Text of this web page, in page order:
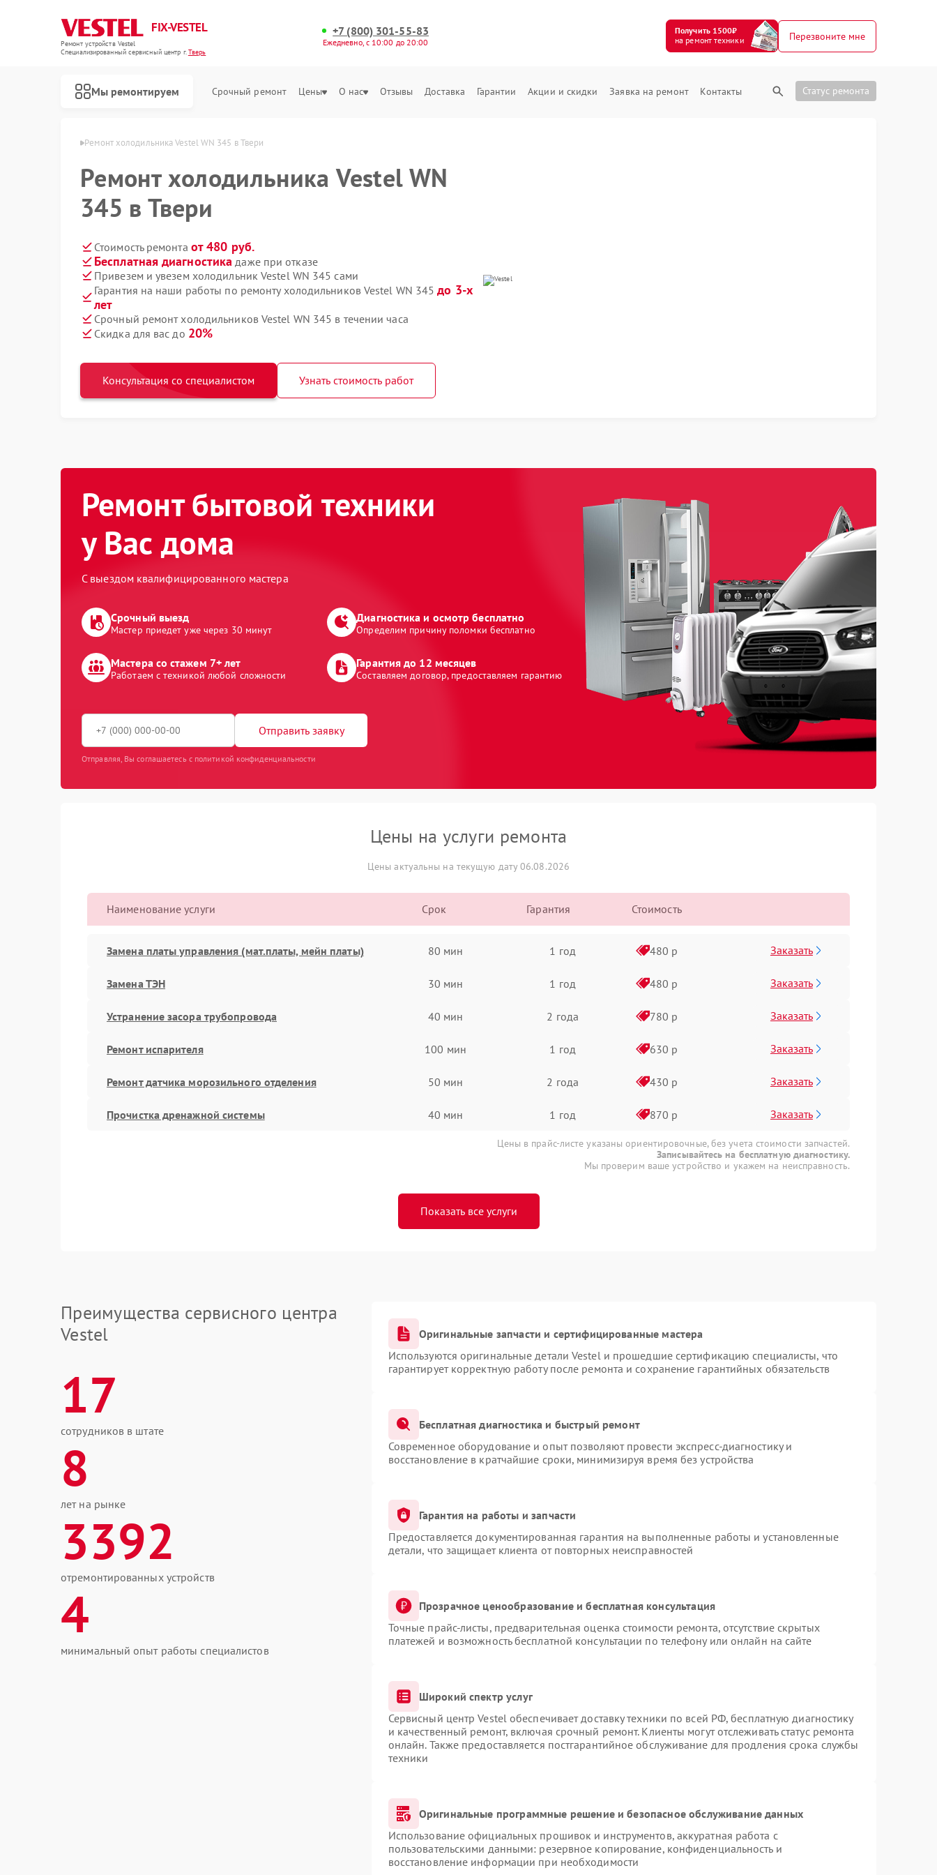
FIX-VESTEL
Ремонт устройств Vestel
Специализированный cервисный центр г.Тверь
+7 (800) 301-55-83
Ежедневно, с 10:00 до 20:00
Получить 1500₽
на ремонт техники
Перезвоните мне
Мы ремонтируем Срочный ремонт Цены О нас Отзывы Доставка Гарантии Акции и скидки Заявка на ремонт Контакты Статус ремонта
Vestel в Твери Ремонт холодильника Vestel WN 345 в Твери
Ремонт холодильника Vestel WN
345 в Твери
Стоимость ремонта от 480 руб.
Бесплатная диагностика даже при отказе
Привезем и увезем холодильник Vestel WN 345 сами
Гарантия на наши работы по ремонту холодильников Vestel WN 345до 3-х
лет
Срочный ремонт холодильников Vestel WN 345 в течении часа
Скидка для вас до 20%
Консультация со специалистом Узнать стоимость работ
Ремонт бытовой техники
у Вас дома
С выездом квалифицированного мастера
Срочный выезд
Мастер приедет уже через 30 минут
Диагностика и осмотр бесплатно
Определим причину поломки бесплатно
Мастера со стажем 7+ лет
Работаем с техникой любой сложности
Гарантия до 12 месяцев
Составляем договор, предоставляем гарантию
Отправить заявку
Отправляя, Вы соглашаетесь с политикой конфиденциальности
Цены на услуги ремонта
Цены актуальны на текущую дату 06.08.2026
Наименование услуги Срок Гарантия Стоимость
Замена платы управления (мат.платы, мейн платы) 80 мин 1 год 480 р Заказать
Замена ТЭН 30 мин 1 год 480 р Заказать
Устранение засора трубопровода 40 мин 2 года 780 р Заказать
Ремонт испарителя 100 мин 1 год 630 р Заказать
Ремонт датчика морозильного отделения 50 мин 2 года 430 р Заказать
Прочистка дренажной системы 40 мин 1 год 870 р Заказать
Цены в прайс-листе указаны ориентировочные, без учета стоимости запчастей.
Записывайтесь на бесплатную диагностику.
Мы проверим ваше устройство и укажем на неисправность.
Показать все услуги
Преимущества сервисного центра
Vestel
17
сотрудников в штате
8
лет на рынке
3392
отремонтированных устройств
4
минимальный опыт работы специалистов
Оригинальные запчасти и сертифицированные мастера
Используются оригинальные детали Vestel и прошедшие сертификацию специалисты, что
гарантирует корректную работу после ремонта и сохранение гарантийных обязательств
Бесплатная диагностика и быстрый ремонт
Современное оборудование и опыт позволяют провести экспресс-диагностику и
восстановление в кратчайшие сроки, минимизируя время без устройства
Гарантия на работы и запчасти
Предоставляется документированная гарантия на выполненные работы и установленные
детали, что защищает клиента от повторных неисправностей
Прозрачное ценообразование и бесплатная консультация
Точные прайс-листы, предварительная оценка стоимости ремонта, отсутствие скрытых
платежей и возможность бесплатной консультации по телефону или онлайн на сайте
Широкий спектр услуг
Сервисный центр Vestel обеспечивает доставку техники по всей РФ, бесплатную диагностику
и качественный ремонт, включая срочный ремонт. Клиенты могут отслеживать статус ремонта
онлайн. Также предоставляется постгарантийное обслуживание для продления срока службы
техники
Оригинальные программные решение и безопасное обслуживание данных
Использование официальных прошивок и инструментов, аккуратная работа с
пользовательскими данными: резервное копирование, конфиденциальность и
восстановление информации при необходимости